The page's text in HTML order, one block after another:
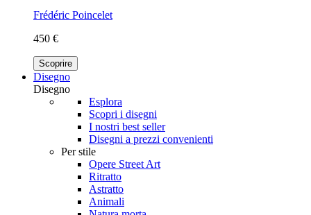
Frédéric Poincelet
450 €
Scoprire
Disegno
Disegno
Esplora
Scopri i disegni
I nostri best seller
Disegni a prezzi convenienti
Per stile
Opere Street Art
Ritratto
Astratto
Animali